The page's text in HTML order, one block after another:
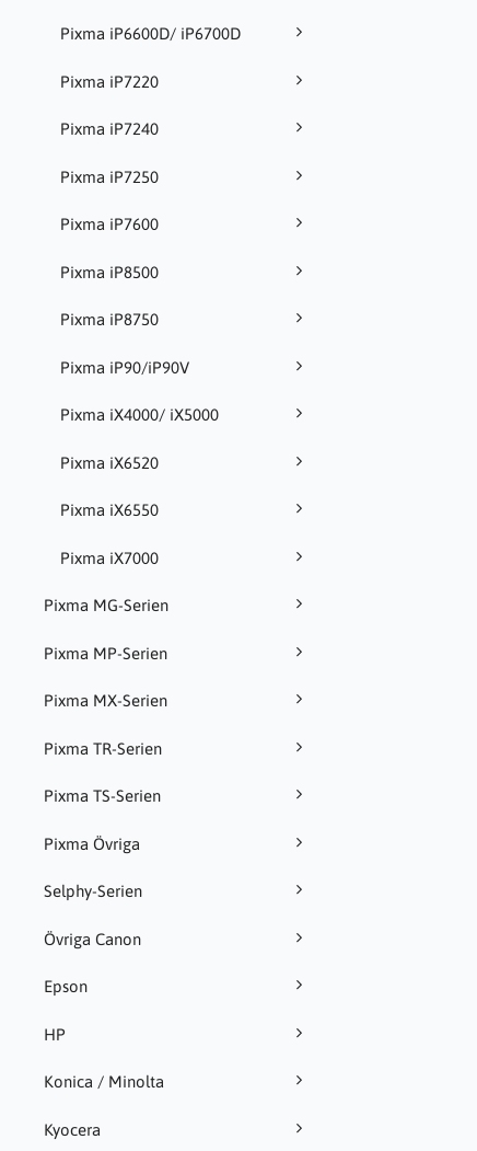
Pixma iP6600D/ iP6700D
Pixma iP7220
Pixma iP7240
Pixma iP7250
Pixma iP7600
Pixma iP8500
Pixma iP8750
Pixma iP90/iP90V
Pixma iX4000/ iX5000
Pixma iX6520
Pixma iX6550
Pixma iX7000
Pixma MG-Serien
Pixma MP-Serien
Pixma MX-Serien
Pixma TR-Serien
Pixma TS-Serien
Pixma Övriga
Selphy-Serien
Övriga Canon
Epson
HP
Konica / Minolta
Kyocera